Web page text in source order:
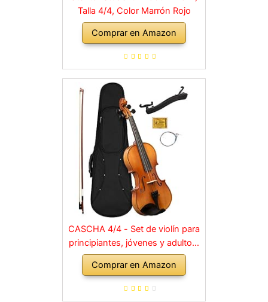
Talla 4/4, Color Marrón Rojo
Comprar en Amazon
CASCHA 4/4 - Set de violín para
principiantes, jóvenes y adultos,
violín macizo con arco, colofonia,
cuerdas de repuesto, soporte
para hombro, maletín, abeto
Comprar en Amazon